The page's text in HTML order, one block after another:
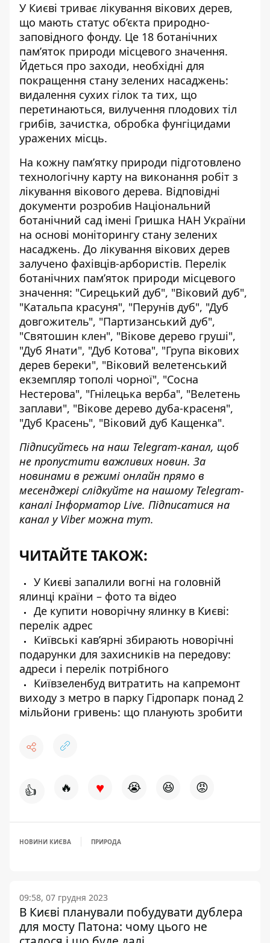
У Києві триває лікування вікових дерев,
що мають статус об’єкта природно-
заповідного фонду. Це 18 ботанічних
пам’яток природи місцевого значення.
Йдеться про заходи, необхідні для
покращення стану зелених насаджень:
видалення сухих гілок та тих, що
перетинаються, вилучення плодових тіл
грибів, зачистка, обробка фунгіцидами
уражених місць.
На кожну пам’ятку природи підготовлено
технологічну карту на виконання робіт з
лікування вікового дерева. Відповідні
документи розробив Національний
ботанічний сад імені Гришка НАН України
на основі моніторингу стану зелених
насаджень. До лікування вікових дерев
залучено фахівців-арбористів. Перелік
ботанічних пам’яток природи місцевого
значення: "Сирецький дуб", "Віковий дуб",
"Катальпа красуня", "Перунів дуб", "Дуб
довгожитель", "Партизанський дуб",
"Святошин клен", "Вікове дерево груші",
"Дуб Янати", "Дуб Котова", "Група вікових
дерев береки", "Віковий велетенський
екземпляр тополі чорної", "Сосна
Нестерова", "Гнілецька верба", "Велетень
заплави", "Вікове дерево дуба-красеня",
"Дуб Красень", "Віковий дуб Кащенка".
Підписуйтесь на наш Telegram-канал, щоб
не пропустити важливих новин. За
новинами в режимі онлайн прямо в
месенджері слідкуйте на нашому Telegram-
каналіІнформатор Live. Підписатися на
канал у Viber можна тут.
ЧИТАЙТЕ ТАКОЖ:
У Києві запалили вогні на головній
ялинці країни – фото та відео
Де купити новорічну ялинку в Києві:
перелік адрес
Київські кавʼярні збирають новорічні
подарунки для захисників на передову:
адреси і перелік потрібного
Київзеленбуд витратить на капремонт
виходу з метро в парку Гідропарк понад 2
мільйони гривень: що планують зробити
👍 🔥 ♥ 😭 😆 😡
НОВИНИ КИЄВА ПРИРОДА
09:58, 07 грудня 2023
В Києві планували побудувати дублера
для мосту Патона: чому цього не